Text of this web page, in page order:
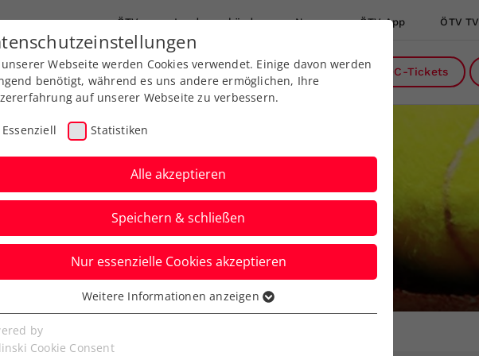
ÖTV Landesverbände News ÖTV App ÖTV TV
Ausbildungen Services Über uns DC-Tickets
Aktuelle News
Webseite werden Cookies verwendet. Einige davon werden
benötigt, während es uns andere ermöglichen, Ihre
auf unserer Webseite zu verbessern.
Essenziell Statistiken
Alle akzeptieren
Speichern & schließen
Nur essenzielle Cookies akzeptieren
Cookies werden für grundlegende Funktionen der
benötigt. Dadurch ist gewährleistet, dass die Webseite
Weitere Informationen anzeigen
by
Cookie Consent